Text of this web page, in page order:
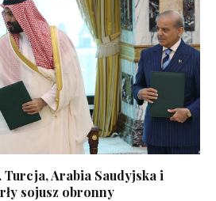
Turcja, Arabia Saudyjska i
sojusz obronny